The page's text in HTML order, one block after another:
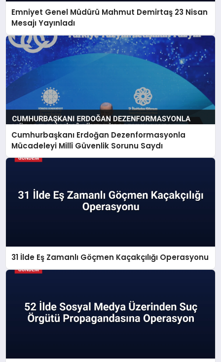
Emniyet Genel Müdürü Mahmut Demirtaş 23 Nisan
Mesajı Yayınladı
Cumhurbaşkanı Erdoğan Dezenformasyonla
Mücadeleyi Millî Güvenlik Sorunu Saydı
31 İlde Eş Zamanlı Göçmen Kaçakçılığı Operasyonu